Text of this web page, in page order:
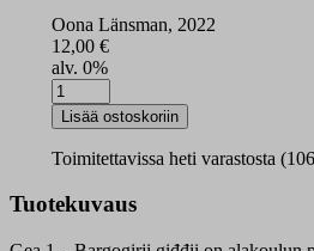
Oona Länsman, 2022
12,00 €
alv. 0%
Gea
1
Gollemeahcci
tehtäväkirja
määrä
Lisää ostoskoriin
Toimitettavissa heti varastosta
Tuotekuvaus